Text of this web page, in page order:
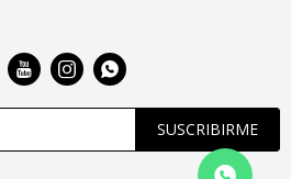
SUSCRIBIRME
  